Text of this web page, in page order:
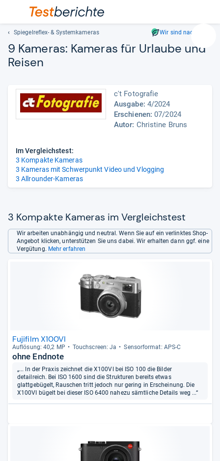
Geben
Spiegelreflex- & Systemkameras Wir sind nachhaltig
9 Kame­ras: Kame­ras für Urlaube und
Rei­sen
c't Fotografie
Ausgabe: 4/2024
Erschienen: 07/2024
Autor: Christine Bruns
Im Vergleichstest:
3 Kompakte Kameras
3 Kameras mit Schwerpunkt Video und Vlogging
3 Allrounder-Kameras
3 Kompakte Kameras im Vergleichstest
Wir arbeiten unabhängig und neutral. Wenn Sie auf ein verlinktes Shop-
Angebot klicken, unterstützen Sie uns dabei. Wir erhalten dann ggf. eine
Vergütung. Mehr erfahren
Fujifilm X100VI
Auf­lö­sung: 40,2 MP Touch­s­creen: Ja Sen­sor­for­mat: APS-​C
ohne Endnote
„... In der Praxis zeichnet die X100VI bei ISO 100 die Bilder
detailreich. Bei ISO 1600 sind die Strukturen bereits etwas
glattgebügelt, Rauschen tritt jedoch nur gering in Erscheinung. Die
X100VI bügelt bei dieser ISO 6400 nahezu sämtliche Details weg ...“